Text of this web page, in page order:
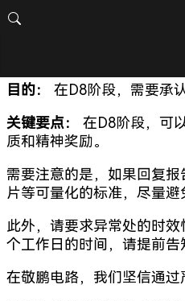
目的：
在D8阶段，需要承
关键要点：
在D8阶段，可
质和精神奖励。
需要注意的是，如果回复
片等可量化的标准，尽量避
此外，请要求异常处的时
个工作日的时间，请提前告
在敬鹏电路，我们坚信通过